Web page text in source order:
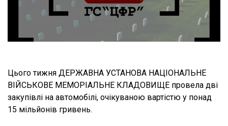
Цього тижня ДЕРЖАВНА УСТАНОВА НАЦІОНАЛЬНЕ
ВІЙСЬКОВЕ МЕМОРІАЛЬНЕ КЛАДОВИЩЕ провела дві
закупівлі на автомобілі, очікуваною вартістю у понад
15 мільйонів гривень.